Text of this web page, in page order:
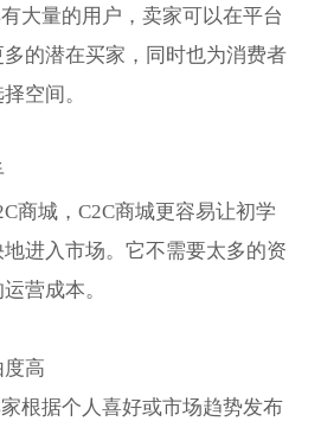
大量的用户，卖家可以在平台
多的潜在买家，同时也为消费者
空间。
商城，C2C商城更容易让初学
进入市场。它不需要太多的资
营成本。
度高
根据个人喜好或市场趋势发布